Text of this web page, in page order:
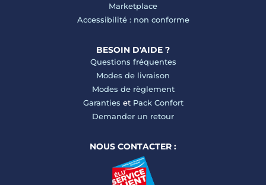
Marketplace
Accessibilité : non conforme
BESOIN D'AIDE ?
Questions fréquentes
Modes de livraison
Modes de règlement
Garanties et Pack Confort
Demander un retour
NOUS CONTACTER :